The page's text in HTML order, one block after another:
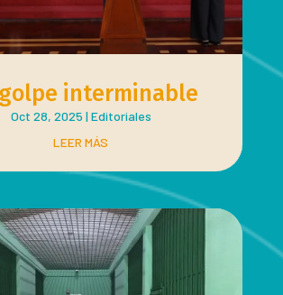
interminable
Oct 28, 2025 | Editoriales
LEER MÁS